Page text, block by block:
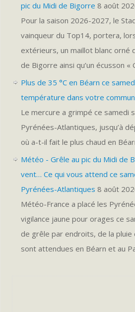
pic du Midi de Bigorre 8 août
Pour la saison 2026-2027, le
vainqueur du Top14, portera,
extérieurs, un maillot blanc orné
de Bigorre ainsi qu’un écusson «
Plus de 35 °C en Béarn ce
température dans votre
Le mercure a grimpé ce samedi
Pyrénées-Atlantiques, jusqu’à
où a-t-il fait le plus chaud en
Météo - Grêle au pic du Midi de
vent… Ce qui vous attend ce
Pyrénées-Atlantiques 8 août
Météo-France a placé les
vigilance jaune pour orages ce
de grêle par endroits, de la
sont attendues en Béarn et au